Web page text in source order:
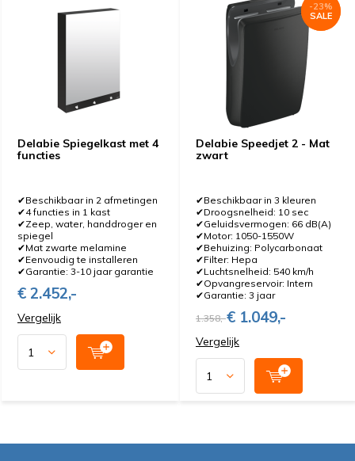
Delabie Spiegelkast met 4
functies
✔Beschikbaar in 2 afmetingen
✔4 functies in 1 kast
✔Zeep, water, handdroger en
spiegel
✔Mat zwarte melamine
✔Eenvoudig te installeren
✔Garantie: 3-10 jaar garantie
€ 2.452,-
Vergelijk
Delabie Speedjet 2 - Mat
zwart
✔Beschikbaar in 3 kleuren
✔Droogsnelheid: 10 sec
✔Geluidsvermogen: 66 dB(A)
✔Motor: 1050-1550W
✔Behuizing: Polycarbonaat
✔Filter: Hepa
✔Luchtsnelheid: 540 km/h
✔Opvangreservoir: Intern
✔Garantie: 3 jaar
1.358,-€ 1.049,-
-23%
SALE
Vergelijk
-23%
SALE